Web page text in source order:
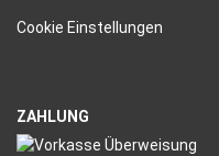
Cookie Einstellungen
ZAHLUNG